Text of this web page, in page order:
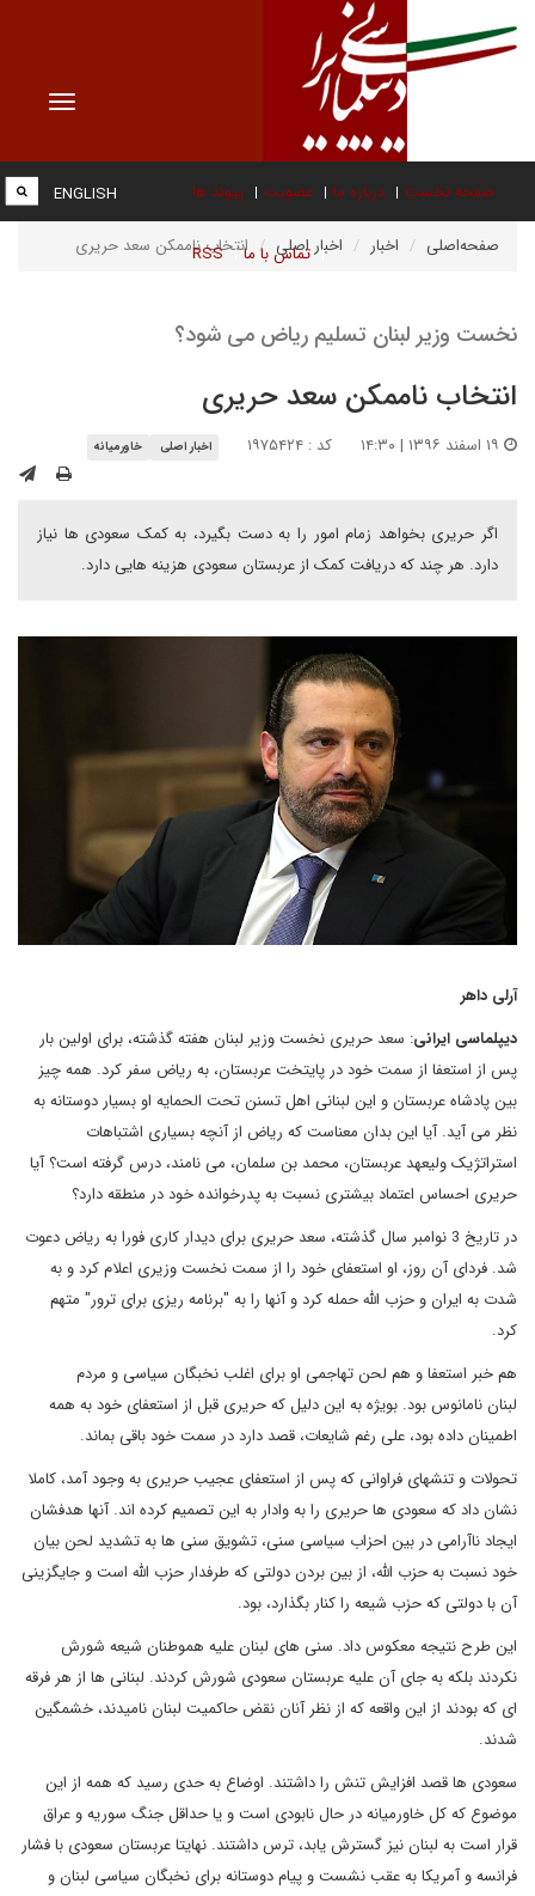
Toggle
صفحه نخست درباره ما عضویت پیوند ها
تماس با ما RSS
ENGLISH
صفحه‌اصلی اخبار اخبار اصلی انتخاب ناممکن سعد حریری
نخست وزیر لبنان تسلیم ریاض می شود؟
انتخاب ناممکن سعد حریری
کد : ۱۹۷۵۴۲۴ اخبار اصلی خاورمیانه
اگر حریری بخواهد زمام امور را به دست بگیرد، به کمک سعودی ها نیاز
دارد. هر چند که دریافت کمک از عربستان سعودی هزینه هایی دارد.
آرلی داهر
دیپلماسی ایرانی: سعد حریری نخست وزیر لبنان هفته گذشته، برای اولین بار
پس از استعفا از سمت خود در پایتخت عربستان، به ریاض سفر کرد. همه چیز
بین پادشاه عربستان و این لبنانی اهل تسنن تحت الحمایه او بسیار دوستانه به
نظر می آید. آیا این بدان معناست که ریاض از آنچه بسیاری اشتباهات
استراتژیک ولیعهد عربستان، محمد بن سلمان، می نامند، درس گرفته است؟ آیا
حریری احساس اعتماد بیشتری نسبت به پدرخوانده خود در منطقه دارد؟
در تاریخ 3 نوامبر سال گذشته، سعد حریری برای دیدار کاری فورا به ریاض دعوت
شد. فردای آن روز، او استعفای خود را از سمت نخست وزیری اعلام کرد و به
شدت به ایران و حزب الله حمله کرد و آنها را به "برنامه ریزی برای ترور" متهم
کرد.
هم خبر استعفا و هم لحن تهاجمی او برای اغلب نخبگان سیاسی و مردم
لبنان نامانوس بود. بویژه به این دلیل که حریری قبل از استعفای خود به همه
اطمینان داده بود، علی رغم شایعات، قصد دارد در سمت خود باقی بماند.
تحولات و تنشهای فراوانی که پس از استعفای عجیب حریری به وجود آمد، کاملا
نشان داد که سعودی ها حریری را به وادار به این تصمیم کرده اند. آنها هدفشان
ایجاد ناآرامی در بین احزاب سیاسی سنی، تشویق سنی ها به تشدید لحن بیان
خود نسبت به حزب الله، از بین بردن دولتی که طرفدار حزب الله است و جایگزینی
آن با دولتی که حزب شیعه را کنار بگذارد، بود.
این طرح نتیجه معکوس داد. سنی های لبنان علیه هموطنان شیعه شورش
نکردند بلکه به جای آن علیه عربستان سعودی شورش کردند. لبنانی ها از هر فرقه
ای که بودند از این واقعه که از نظر آنان نقض حاکمیت لبنان نامیدند، خشمگین
شدند.
سعودی ها قصد افزایش تنش را داشتند. اوضاع به حدی رسید که همه از این
موضوع که کل خاورمیانه در حال نابودی است و یا حداقل جنگ سوریه و عراق
قرار است به لبنان نیز گسترش یابد، ترس داشتند. نهایتا عربستان سعودی با فشار
فرانسه و آمریکا به عقب نشست و پیام دوستانه برای نخبگان سیاسی لبنان و